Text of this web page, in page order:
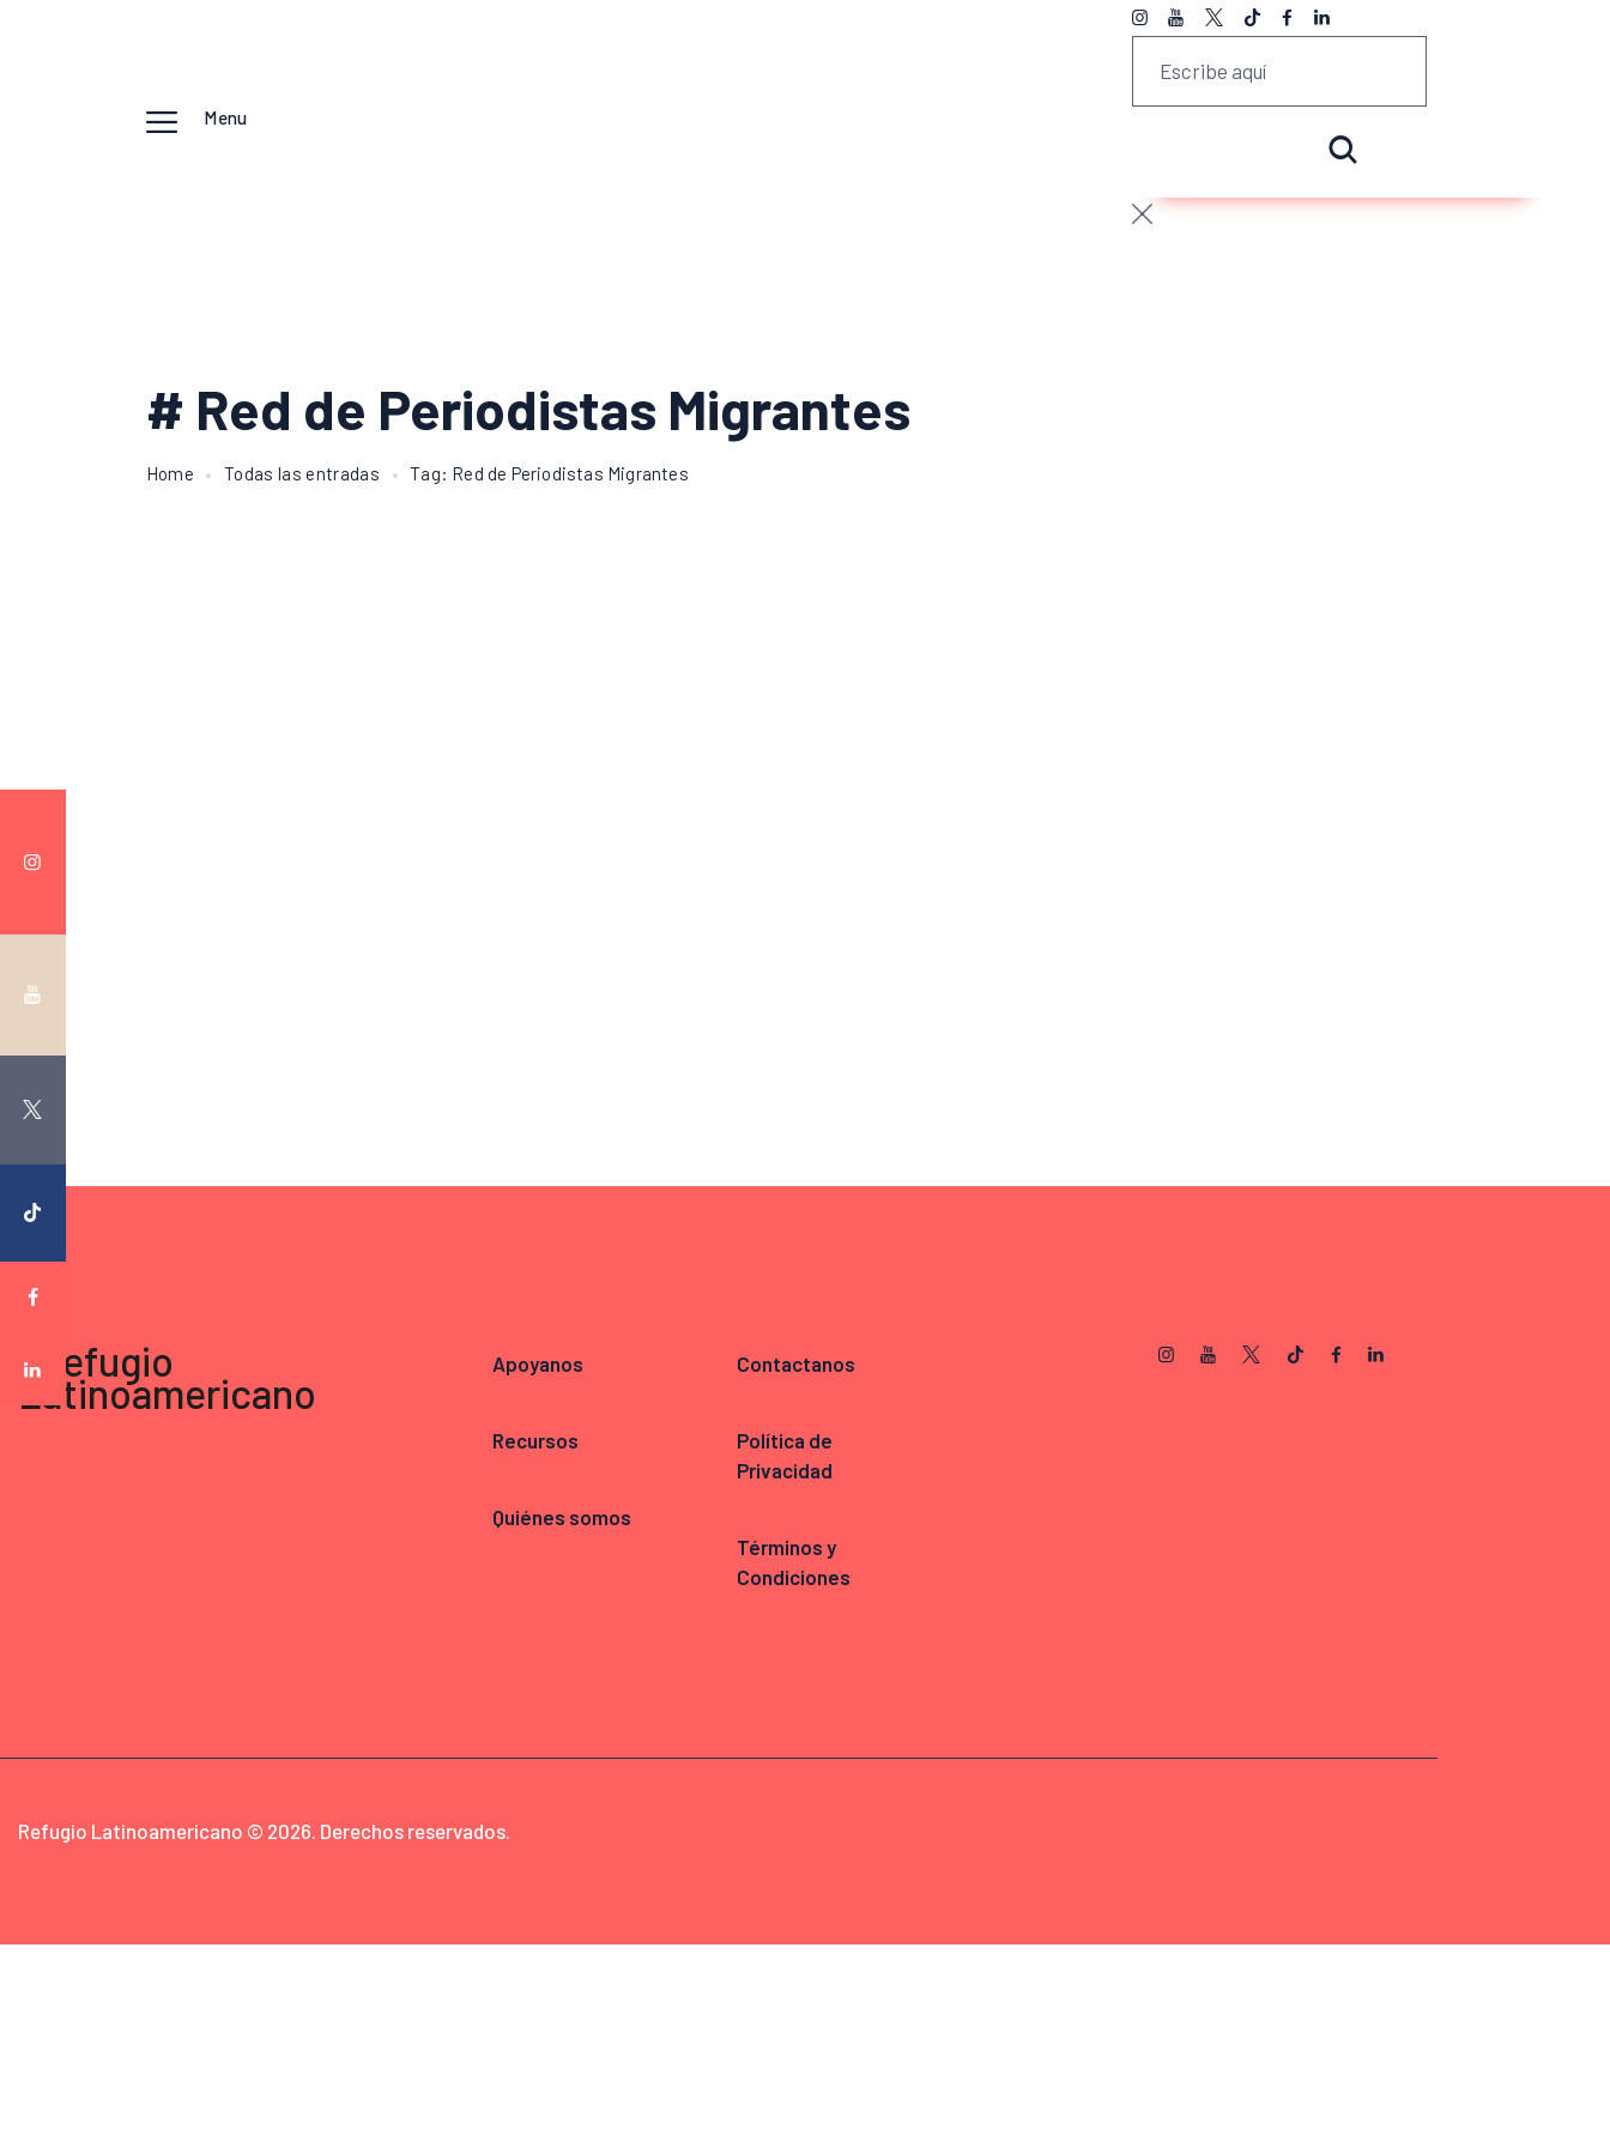
Menu
# Red de Periodistas Migrantes
Home Todas las entradas Tag: Red de Periodistas Migrantes
Apoyanos
Recursos
Quiénes somos
Contactanos
Política de
Privacidad
Términos y
Condiciones
Refugio Latinoamericano © 2026. Derechos reservados.